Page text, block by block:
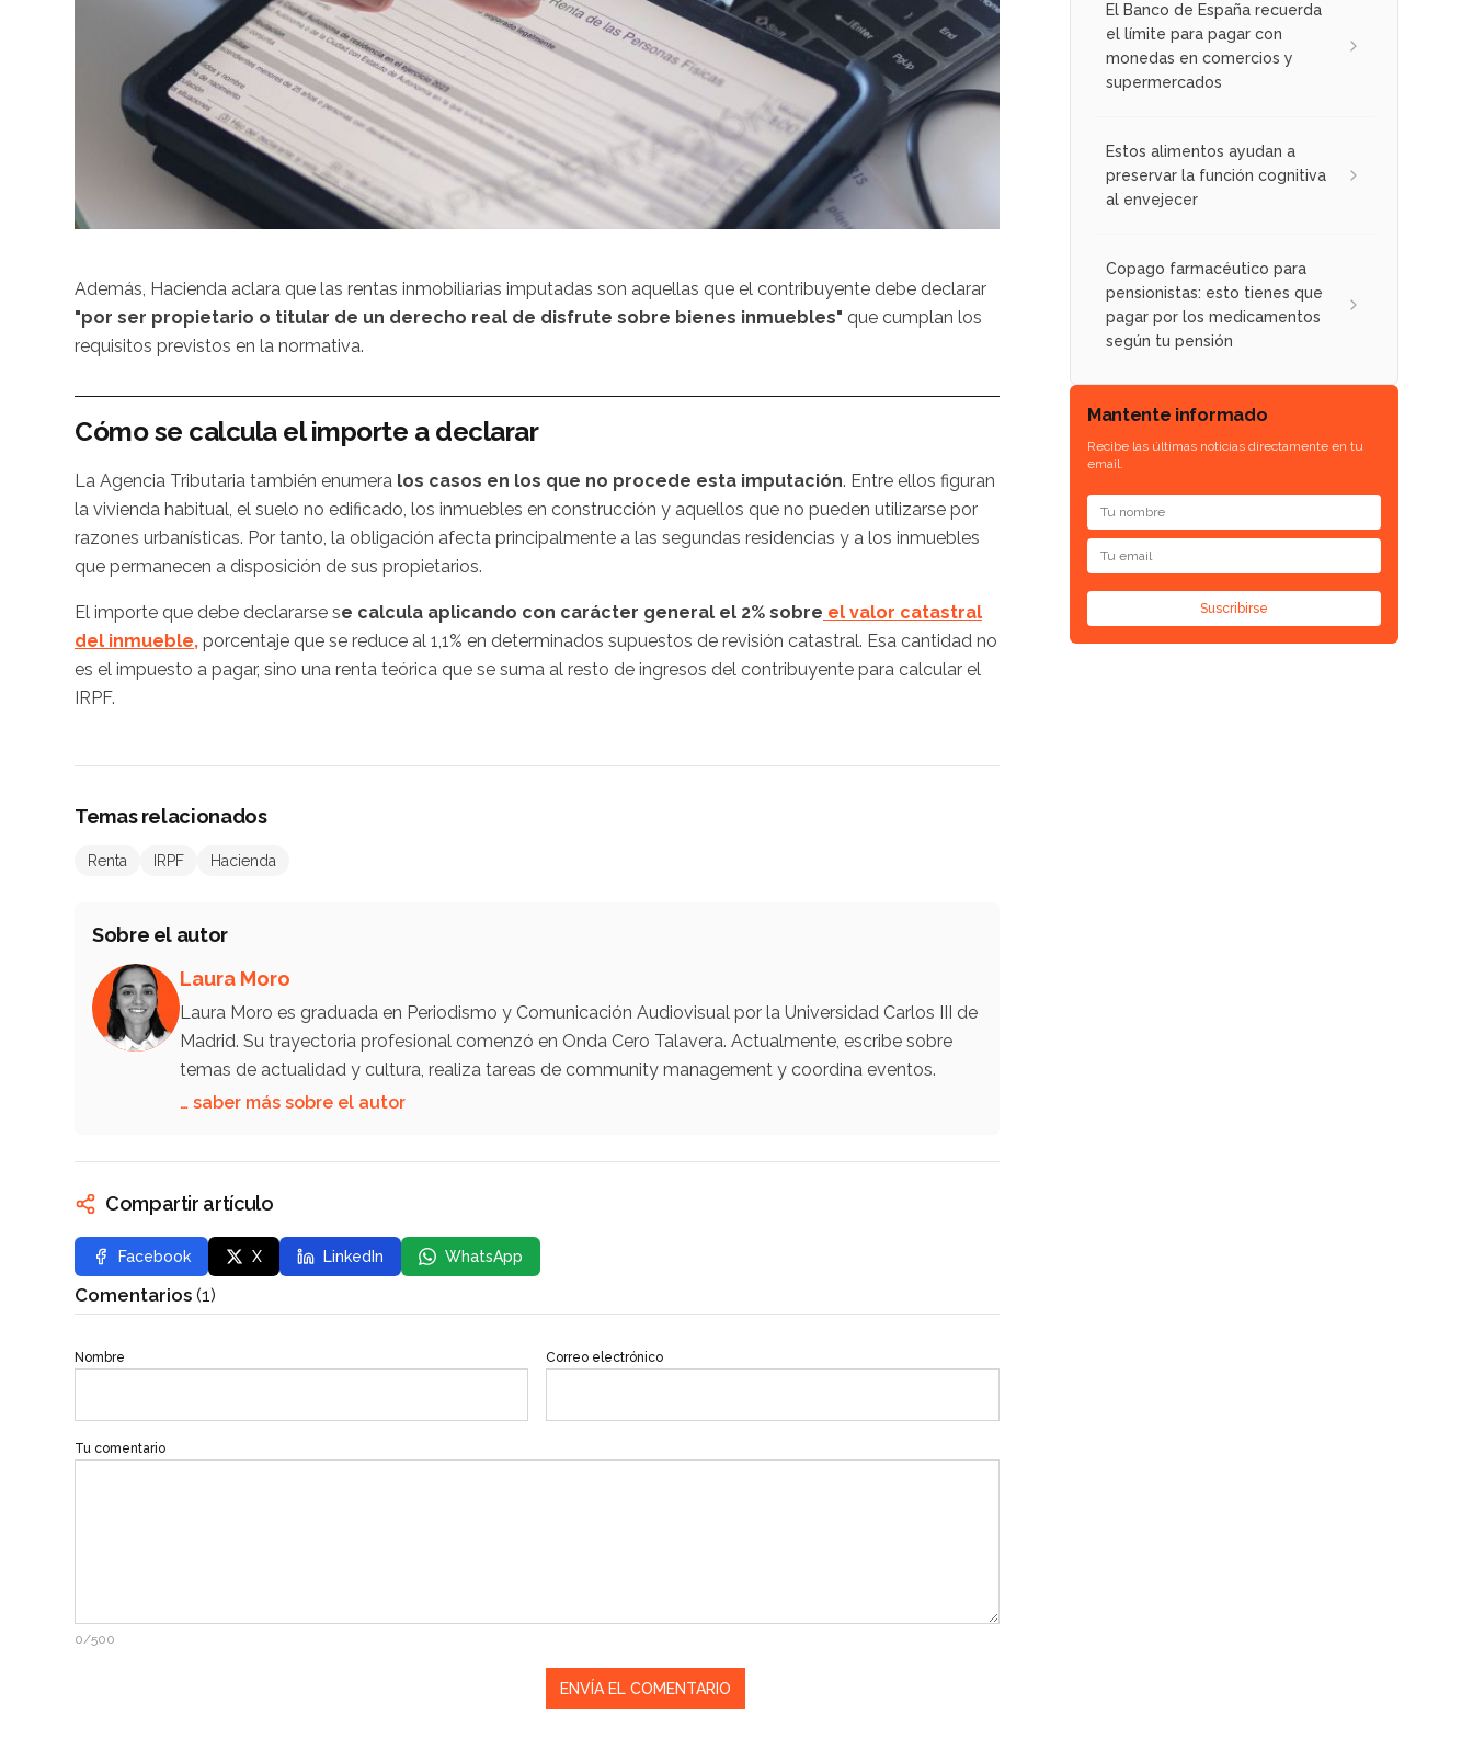
Además, Hacienda aclara que las rentas inmobiliarias imputadas son aquellas que el contribuyente debe declarar
"por ser propietario o titular de un derecho real de disfrute sobre bienes inmuebles" que cumplan los
requisitos previstos en la normativa.
Cómo se calcula el importe a declarar
La Agencia Tributaria también enumera los casos en los que no procede esta imputación. Entre ellos figuran
la vivienda habitual, el suelo no edificado, los inmuebles en construcción y aquellos que no pueden utilizarse por
razones urbanísticas. Por tanto, la obligación afecta principalmente a las segundas residencias y a los inmuebles
que permanecen a disposición de sus propietarios.
El importe que debe declararse se calcula aplicando con carácter general el 2% sobre el valor catastral
del inmueble, porcentaje que se reduce al 1,1% en determinados supuestos de revisión catastral. Esa cantidad no
es el impuesto a pagar, sino una renta teórica que se suma al resto de ingresos del contribuyente para calcular el
IRPF.
Temas relacionados
Renta IRPF Hacienda
Sobre el autor
Laura Moro
Laura Moro es graduada en Periodismo y Comunicación Audiovisual por la Universidad Carlos III de
Madrid. Su trayectoria profesional comenzó en Onda Cero Talavera. Actualmente, escribe sobre
temas de actualidad y cultura, realiza tareas de community management y coordina eventos.
… saber más sobre el autor
Compartir artículo
Facebook X LinkedIn WhatsApp
Comentarios (1)
Nombre Correo electrónico
Tu comentario
0/500
El Banco de España recuerda
el límite para pagar con
monedas en comercios y
supermercados
Estos alimentos ayudan a
preservar la función cognitiva
al envejecer
Copago farmacéutico para
pensionistas: esto tienes que
pagar por los medicamentos
según tu pensión
Mantente informado
Recibe las últimas noticias directamente en tu
email.
Suscribirse